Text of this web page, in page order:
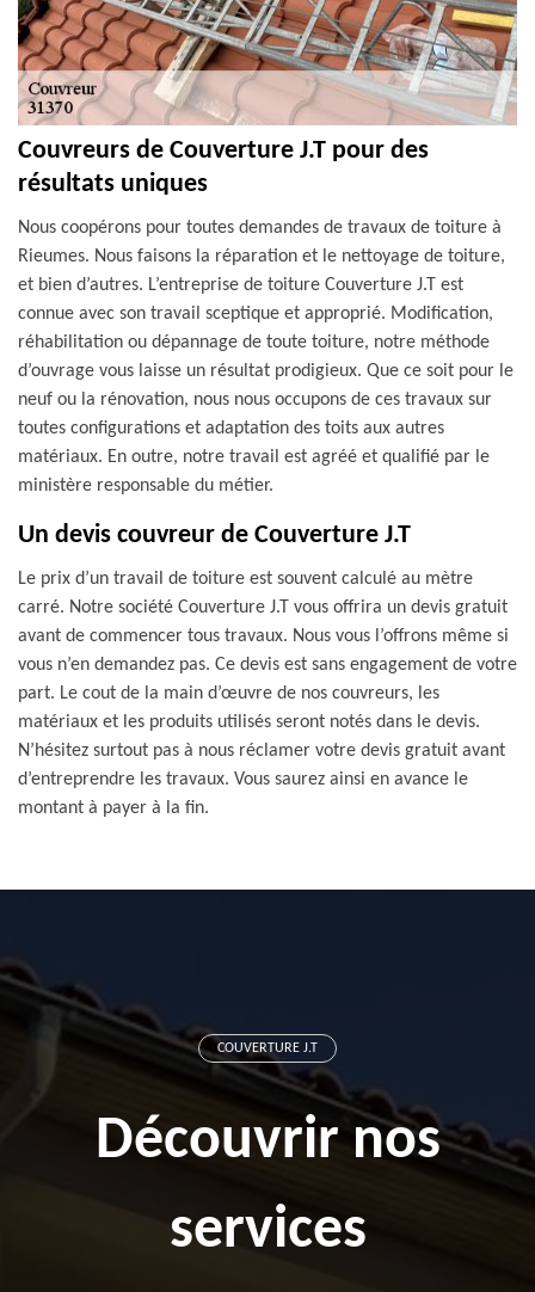
Couvreurs de Couverture J.T pour des
résultats uniques
Nous coopérons pour toutes demandes de travaux de toiture à
Rieumes. Nous faisons la réparation et le nettoyage de toiture,
et bien d’autres. L’entreprise de toiture Couverture J.T est
connue avec son travail sceptique et approprié. Modification,
réhabilitation ou dépannage de toute toiture, notre méthode
d’ouvrage vous laisse un résultat prodigieux. Que ce soit pour le
neuf ou la rénovation, nous nous occupons de ces travaux sur
toutes configurations et adaptation des toits aux autres
matériaux. En outre, notre travail est agréé et qualifié par le
ministère responsable du métier.
Un devis couvreur de Couverture J.T
Le prix d’un travail de toiture est souvent calculé au mètre
carré. Notre société Couverture J.T vous offrira un devis gratuit
avant de commencer tous travaux. Nous vous l’offrons même si
vous n’en demandez pas. Ce devis est sans engagement de votre
part. Le cout de la main d’œuvre de nos couvreurs, les
matériaux et les produits utilisés seront notés dans le devis.
N’hésitez surtout pas à nous réclamer votre devis gratuit avant
d’entreprendre les travaux. Vous saurez ainsi en avance le
montant à payer à la fin.
COUVERTURE J.T
Découvrir nos
services